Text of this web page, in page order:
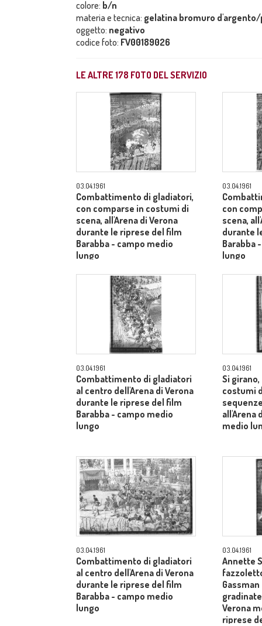
colore: b/n
materia e tecnica: gelatina bromuro
oggetto: negativo
codice foto: FV00189026
LE ALTRE178 FOTO DEL SERVIZIO
03.04.1961
Combattimento di gladiatori,
con comparse in costumi di
scena, all'Arena di Verona
durante le riprese del film
Barabba - campo medio
lungo
03.04.1961
con
scena,
durante
Barabba
lungo
03.04.1961
Combattimento di gladiatori
al centro dell'Arena di Verona
durante le riprese del film
Barabba - campo medio
lungo
03.04.1961
Si
costumi
all'Arena
medio
03.04.1961
Combattimento di gladiatori
al centro dell'Arena di Verona
durante le riprese del film
Barabba - campo medio
lungo
03.04.1961
Annette
Verona
riprese